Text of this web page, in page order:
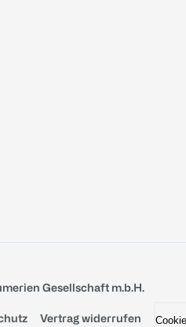
Gesellschaft m.b.H.
Vertrag widerrufen